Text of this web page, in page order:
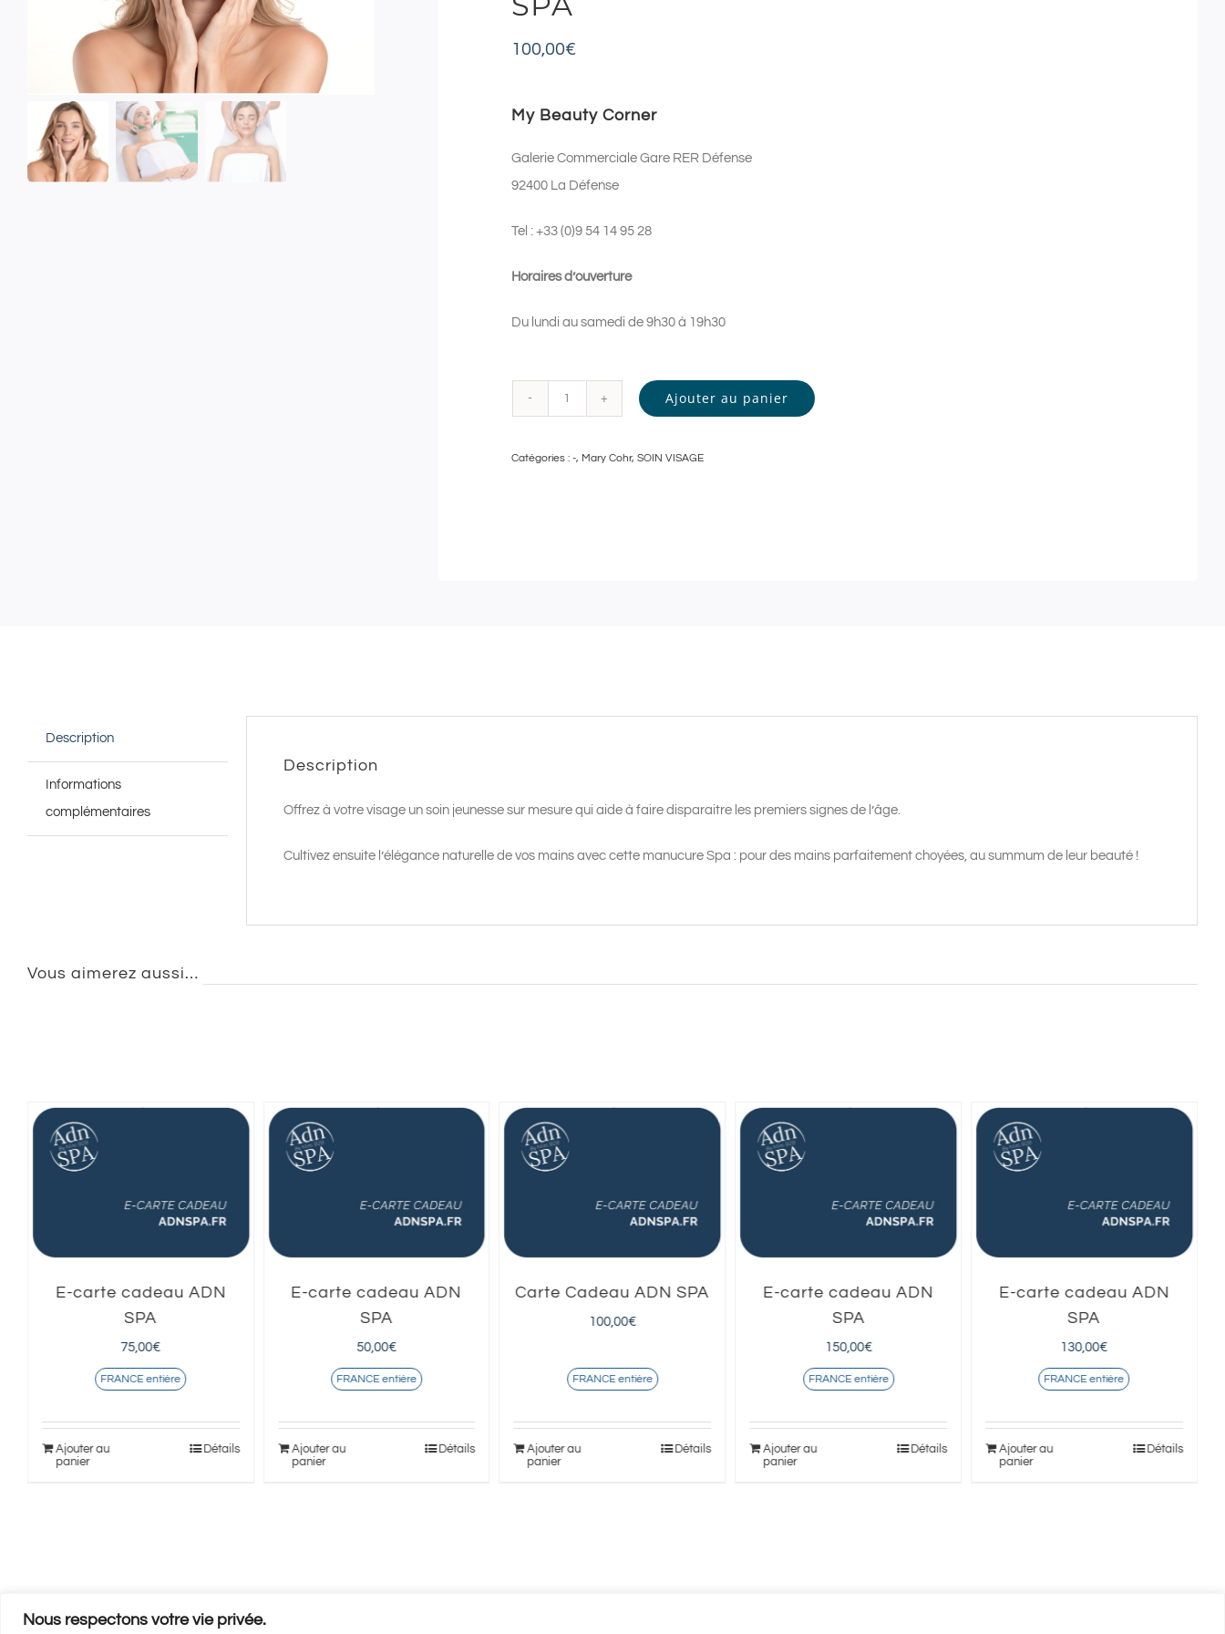
Nous respectons votre vie privée.
100,00€
My Beauty Corner
Galerie Commerciale Gare RER Défense
92400 La Défense
Tel : +33 (0)9 54 14 95 28
Horaires d’ouverture
Du lundi au samedi de 9h30 à 19h30
My
Manucure
Ajouter au panier
Catégories :-, Mary Cohr,SOIN VISAGE
Description
Informations
complémentaires
Description
Offrez à votre visage un soin jeunesse sur mesure qui aide à faire disparaitre les premiers signes de l’âge.
Cultivez ensuite l’élégance naturelle de vos mains avec cette manucure Spa : pour des mains parfaitement choyées, au summum de leur beauté !
Vous aimerez aussi…
E-carte cadeau ADN
SPA
75,00€
FRANCE entière
Ajouter au
panier
Détails
E-carte cadeau ADN
SPA
50,00€
FRANCE entière
Ajouter au
panier
Détails
Carte Cadeau ADN SPA
100,00€
FRANCE entière
Ajouter au
panier
Détails
E-carte cadeau ADN
SPA
150,00€
FRANCE entière
Ajouter au
panier
Détails
E-carte cadeau ADN
SPA
130,00€
FRANCE entière
Ajouter au
panier
Détails